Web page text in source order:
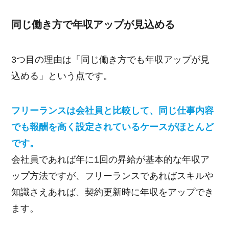
同じ働き方で年収アップが見込める
3つ目の理由は「同じ働き方でも年収アップが見
込める」という点です。
フリーランスは会社員と比較して、同じ仕事内容
でも報酬を高く設定されているケースがほとんど
です。
会社員であれば年に1回の昇給が基本的な年収ア
ップ方法ですが、フリーランスであればスキルや
知識さえあれば、契約更新時に年収をアップでき
ます。